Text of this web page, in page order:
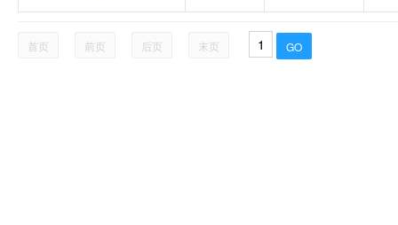
工业和信息化局
首页 前页 后页 末页